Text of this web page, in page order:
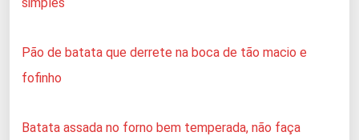
Pão de batata que derrete na boca de tão macio e
fofinho
Batata assada no forno bem temperada, não faça